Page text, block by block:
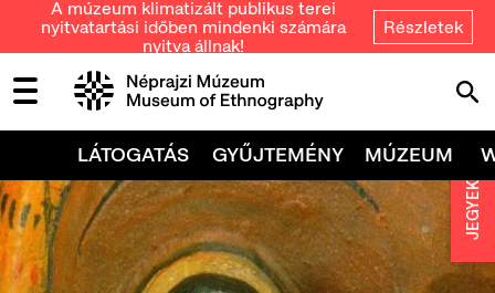
A múzeum klimatizált publikus terei
nyitvatartási időben mindenki számára
nyitva állnak!
Részletek
LÁTOGATÁS GYŰJTEMÉNY MÚZEUM
JEGYEK